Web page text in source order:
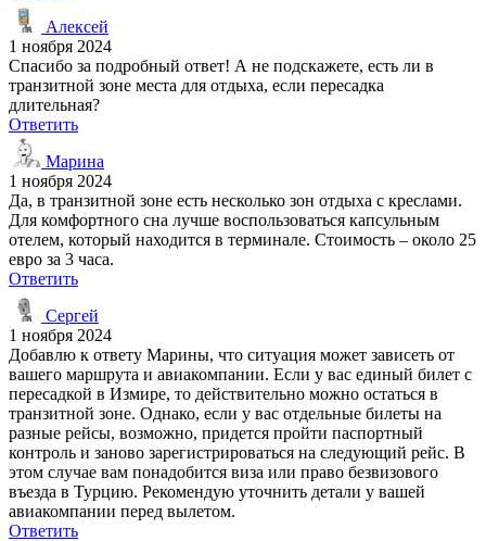
Алексей
1 ноября 2024
Спасибо за подробный ответ! А не подскажете, есть ли в
транзитной зоне места для отдыха, если пересадка
длительная?
Ответить
Марина
1 ноября 2024
Да, в транзитной зоне есть несколько зон отдыха с креслами.
Для комфортного сна лучше воспользоваться капсульным
отелем, который находится в терминале. Стоимость – около 25
евро за 3 часа.
Ответить
Сергей
1 ноября 2024
Добавлю к ответу Марины, что ситуация может зависеть от
вашего маршрута и авиакомпании. Если у вас единый билет с
пересадкой в Измире, то действительно можно остаться в
транзитной зоне. Однако, если у вас отдельные билеты на
разные рейсы, возможно, придется пройти паспортный
контроль и заново зарегистрироваться на следующий рейс. В
этом случае вам понадобится виза или право безвизового
въезда в Турцию. Рекомендую уточнить детали у вашей
авиакомпании перед вылетом.
Ответить